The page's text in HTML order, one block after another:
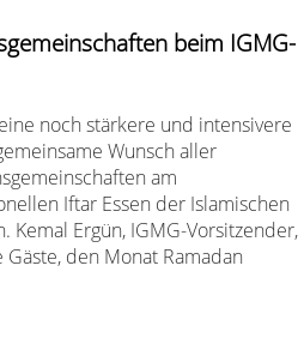
beim IGMG-
noch stärkere und intensivere
Wunsch aller
am
Iftar Essen der Islamischen
Kemal Ergün, IGMG-Vorsitzender,
den Monat Ramadan